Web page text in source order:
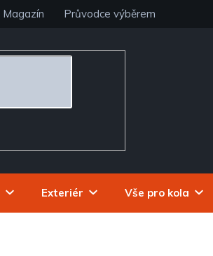
Magazín Průvodce výběrem
Exteriér Vše pro kola